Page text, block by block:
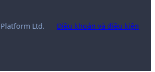
Ltd. Điều khoản và điều kiện